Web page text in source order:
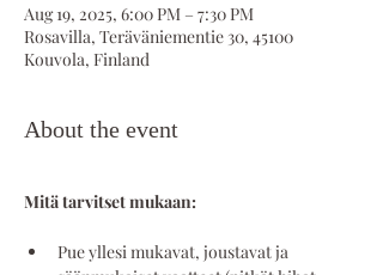
Aug 19, 2025, 6:00 PM – 7:30 PM
Rosavilla, Teräväniementie 30, 45100
Kouvola, Finland
About the event
Mitä tarvitset mukaan:
Pue yllesi mukavat, joustavat ja